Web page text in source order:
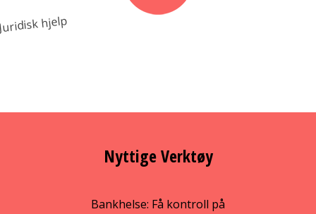
hjelp
Nyttige Verktøy
Bankhelse: Få kontroll på